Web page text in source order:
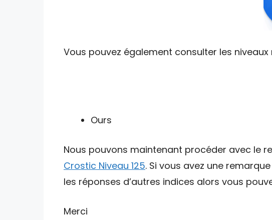
Vous pouvez également consulter les
Ours
Nous pouvons maintenant procéder avec le
Crostic Niveau 125. Si vous avez une
les réponses d’autres indices alors vous
Merci